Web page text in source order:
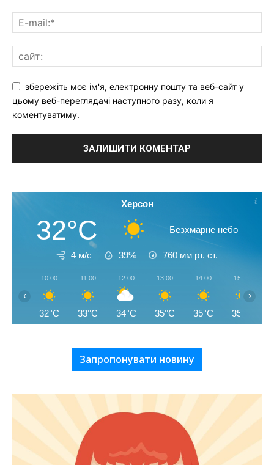
збережіть моє ім'я, електронну пошту та веб-сайт у
цьому веб-переглядачі наступного разу, коли я
коментуватиму.
Херсон
32°C Безхмарне небо
4 м/с 39% 760 мм рт. ст.
10:00
32°C
11:00
33°C
12:00
34°C
13:00
35°C
14:00
35°C
15:00
35°C
‹ ›
Запропонувати новину